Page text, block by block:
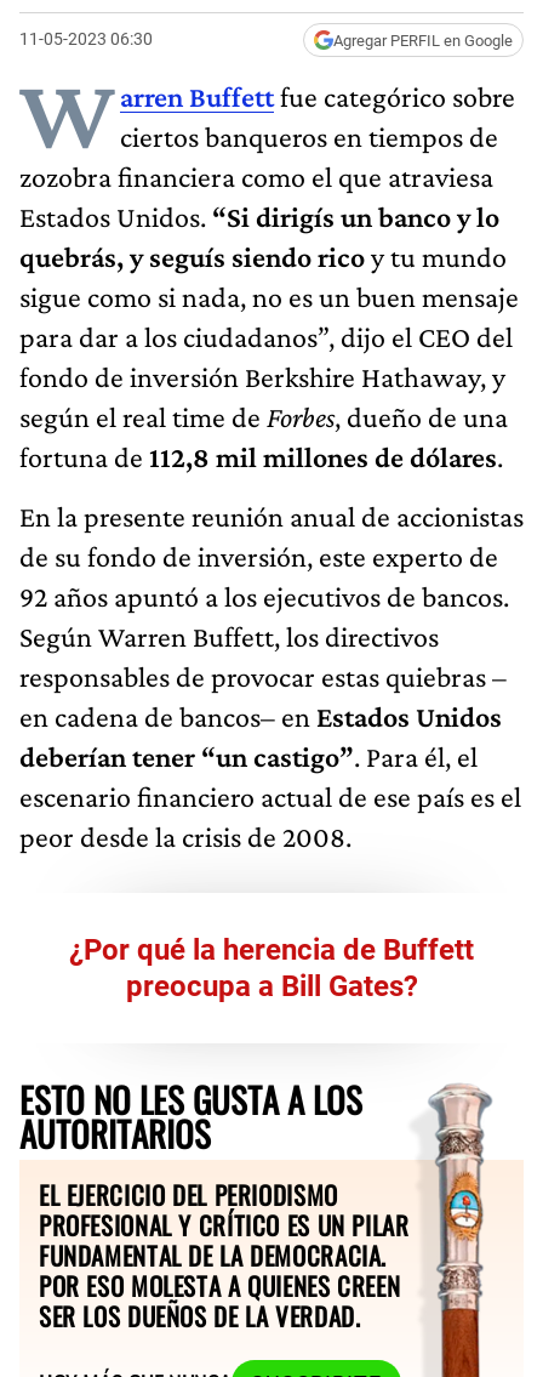
11-05-2023 06:30 Agregar PERFIL en Google
Warren Buffettfue categórico sobre
ciertos banqueros en tiempos de
zozobra financiera como el que atraviesa
Estados Unidos. “Si dirigís un banco y lo
quebrás, y seguís siendo ricoy tu mundo
sigue como si nada, no es un buen mensaje
para dar a los ciudadanos”, dijo el CEO del
fondo de inversión Berkshire Hathaway, y
según el real time de Forbes, dueño de una
fortuna de 112,8 mil millones de dólares.
En la presente reunión anual de accionistas
de su fondo de inversión, este experto de
92 años apuntó a los ejecutivos de bancos.
Según Warren Buffett, los directivos
responsables de provocar estas quiebras –
en cadena de bancos– en Estados Unidos
deberían tener “un castigo”. Para él, el
escenario financiero actual de ese país es el
peor desde la crisis de 2008.
¿Por qué la herencia de Buffett
preocupa a Bill Gates?
ESTO NO LES GUSTA A LOS
AUTORITARIOS
EL EJERCICIO DEL PERIODISMO
PROFESIONAL Y CRÍTICO ES UN PILAR
FUNDAMENTAL DE LA DEMOCRACIA.
POR ESO MOLESTA A QUIENES CREEN
SER LOS DUEÑOS DE LA VERDAD.